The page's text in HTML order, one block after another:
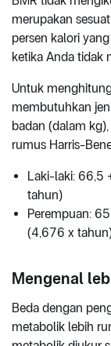
merupakan
persen kalori
ketika Anda tidak
Untuk
membutuhkan
badan (dalam
rumus Harris-
Laki-laki: 66,5
tahun)
Perempuan:
(4,676 x
Mengenal
Beda dengan
metabolik lebih